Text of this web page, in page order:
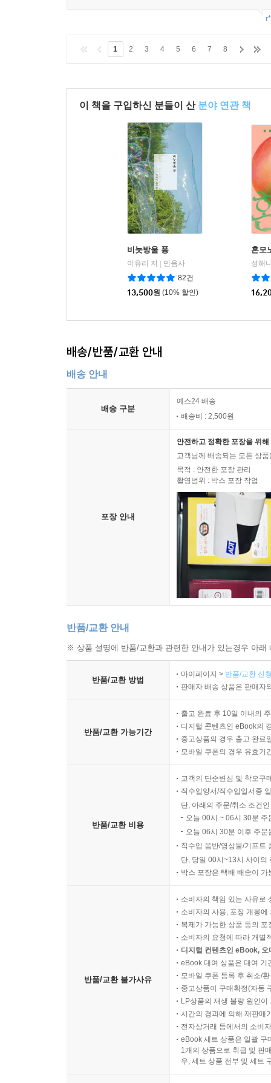
1 2 3 4 5 6 7 8
이 책을 구입하신 분들이 산 분야 연관 책
비눗방울 퐁
이유리 저
민음사
82건
13,500원 (10% 할인)
혼모
성해
배송/반품/교환 안내
배송 안내
배송 구분
예스24 배송
배송비 : 2,500원
포장 안내
안전하고 정확한 포장을 위
고객님께 배송되는 모든 상
목적 : 안전한 포장 관리
촬영범위 : 박스 포장 작업
반품/교환 안내
※ 상품 설명에 반품/교환과 관련한 안내가 있는경우 아
반품/교환 방법
마이페이지 > 반품/교환 신
판매자 배송 상품은 판매자
반품/교환 가능기간
출고 완료 후 10일 이내의
디지털 콘텐츠인 eBook의
중고상품의 경우 출고 완료
모바일 쿠폰의 경우 유효기
반품/교환 비용
고객의 단순변심 및 착오구
직수입양서/직수입일서중
단, 아래의 주문/취소 조건
오늘 00시 ~ 06시 30분
오늘 06시 30분 이후 주
직수입 음반/영상물/기프트
단, 당일 00시~13시 사이의
박스 포장은 택배 배송이
반품/교환 불가사유
소비자의 책임 있는 사유로
소비자의 사용, 포장 개봉
복제가 가능한 상품 등의
소비자의 요청에 따라 개별
디지털 컨텐츠인 eBook,
eBook 대여 상품은 대여 기
모바일 쿠폰 등록 후 취소/
중고상품이 구매확정(자동
LP상품의 재생 불량 원인
시간의 경과에 의해 재판매
전자상거래 등에서의 소비
eBook 세트 상품은 일괄 구
1개의 상품으로 취급 및 판
우, 세트 상품 전부 및 세트